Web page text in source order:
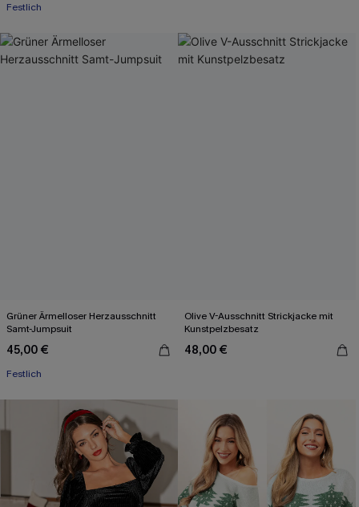
Festlich
Grüner Ärmelloser Herzausschnitt
Samt-Jumpsuit
45,00 €
Festlich
Olive V-Ausschnitt Strickjacke mit
Kunstpelzbesatz
48,00 €